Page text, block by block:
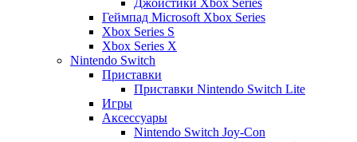
Геймпад Microsoft Xbox Series
Xbox Series S
Xbox Series X
Nintendo Switch
Приставки
Приставки Nintendo Switch Lite
Игры
Аксессуары
Nintendo Switch Joy-Con